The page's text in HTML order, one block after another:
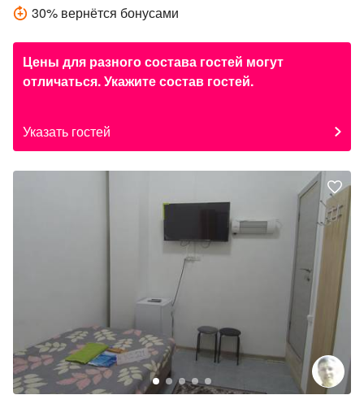
30% вернётся бонусами
Цены для разного состава гостей могут
отличаться. Укажите состав гостей.
Указать гостей